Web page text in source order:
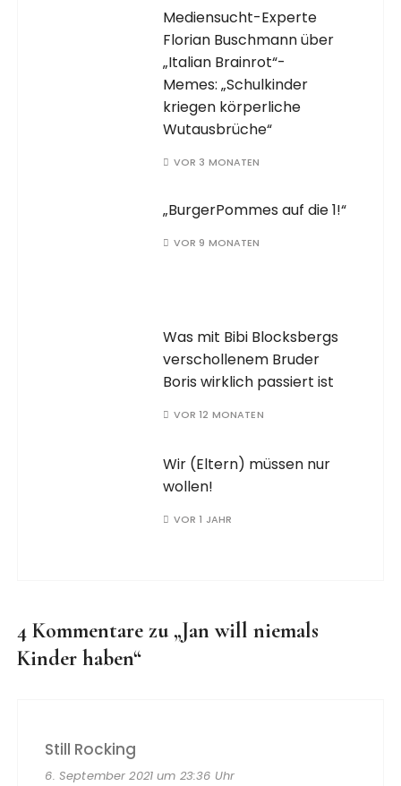
Mediensucht-Experte
Florian Buschmann über
„Italian Brainrot“-
Memes: „Schulkinder
kriegen körperliche
Wutausbrüche“
VOR 3 MONATEN
„BurgerPommes auf die 1!“
VOR 9 MONATEN
Was mit Bibi Blocksbergs
verschollenem Bruder
Boris wirklich passiert ist
VOR 12 MONATEN
Wir (Eltern) müssen nur
wollen!
VOR 1 JAHR
4 Kommentare zu „Jan will niemals
Kinder haben“
Still Rocking
6. September 2021 um 23:36 Uhr